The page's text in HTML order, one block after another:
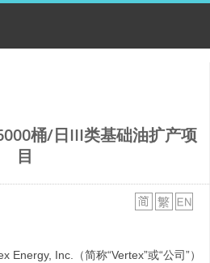
桶/日III类基础油扩产项
目
Inc.（简称“Vertex”或“公司”）